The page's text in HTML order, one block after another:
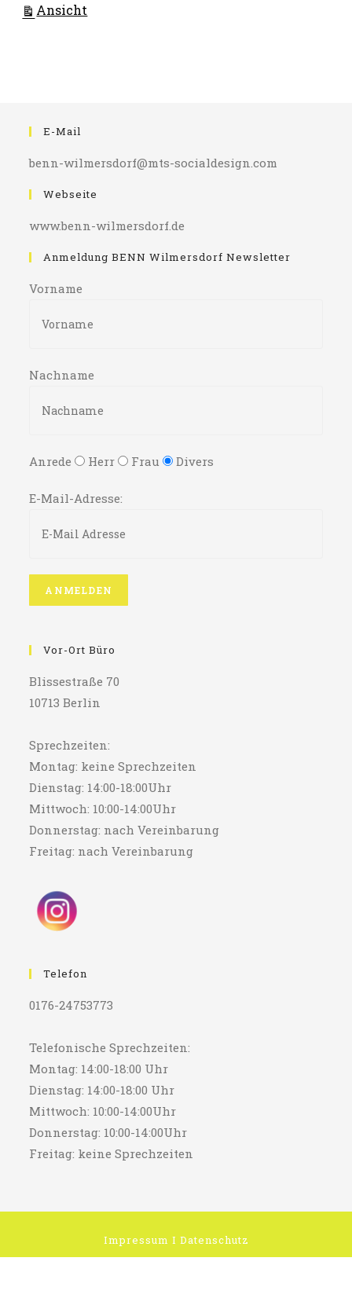
Ansicht
E-Mail
benn-wilmersdorf@mts-socialdesign.com
Webseite
www.benn-wilmersdorf.de
Anmeldung BENN Wilmersdorf Newsletter
Vorname
Nachname
Anrede Herr Frau Divers
E-Mail-Adresse:
Vor-Ort Büro
Blissestraße 70
10713 Berlin
Sprechzeiten:
Montag: keine Sprechzeiten
Dienstag: 14:00-18:00Uhr
Mittwoch: 10:00-14:00Uhr
Donnerstag: nach Vereinbarung
Freitag: nach Vereinbarung
Telefon
0176-24753773
Telefonische Sprechzeiten:
Montag: 14:00-18:00 Uhr
Dienstag: 14:00-18:00 Uhr
Mittwoch: 10:00-14:00Uhr
Donnerstag: 10:00-14:00Uhr
Freitag: keine Sprechzeiten
Impressum I Datenschutz